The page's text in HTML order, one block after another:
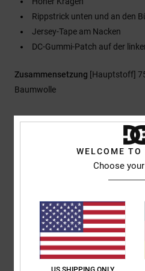
Rippstrick unten und an den
Jersey-Tape am Nacken
DC-Gummi-Patch auf der
Zusammensetzung [Hauptstoff]
Baumwolle
Versand & Rückversand
WELCOME TO
Choose